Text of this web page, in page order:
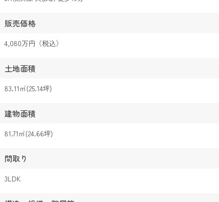
販売価格
4,080万円（税込）
土地面積
83.11㎡(25.14坪)
建物面積
81.71㎡(24.66坪)
間取り
3LDK